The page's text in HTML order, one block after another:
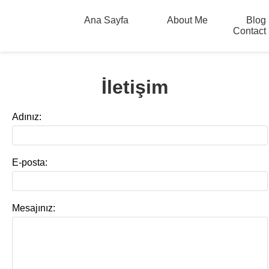
Ana Sayfa About Me
Blog
Contact
İletişim
Adınız:
E-posta:
Mesajınız: